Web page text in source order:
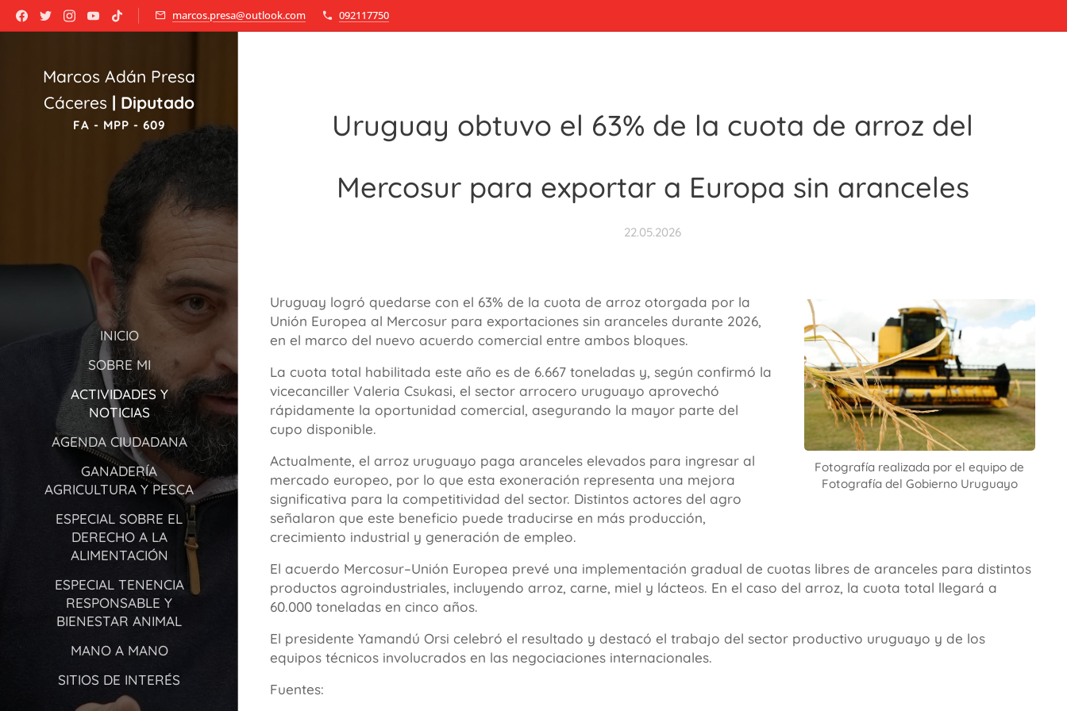
marcos.presa@outlook.com 092117750
Marcos Adán Presa
Cáceres | Diputado
FA - MPP - 609
INICIO
SOBRE MI
ACTIVIDADES Y
NOTICIAS
AGENDA CIUDADANA
GANADERÍA
AGRICULTURA Y PESCA
ESPECIAL SOBRE EL
DERECHO A LA
ALIMENTACIÓN
ESPECIAL TENENCIA
RESPONSABLE Y
BIENESTAR ANIMAL
MANO A MANO
SITIOS DE INTERÉS
Uruguay obtuvo el 63% de la cuota de arroz del
Mercosur para exportar a Europa sin aranceles
22.05.2026
Fotografía realizada por el equipo de
Fotografía del Gobierno Uruguayo
Uruguay logró quedarse con el 63% de la cuota de arroz otorgada por la
Unión Europea al Mercosur para exportaciones sin aranceles durante 2026,
en el marco del nuevo acuerdo comercial entre ambos bloques.
La cuota total habilitada este año es de 6.667 toneladas y, según confirmó la
vicecanciller Valeria Csukasi, el sector arrocero uruguayo aprovechó
rápidamente la oportunidad comercial, asegurando la mayor parte del
cupo disponible.
Actualmente, el arroz uruguayo paga aranceles elevados para ingresar al
mercado europeo, por lo que esta exoneración representa una mejora
significativa para la competitividad del sector. Distintos actores del agro
señalaron que este beneficio puede traducirse en más producción,
crecimiento industrial y generación de empleo.
El acuerdo Mercosur–Unión Europea prevé una implementación gradual de cuotas libres de aranceles para distintos
productos agroindustriales, incluyendo arroz, carne, miel y lácteos. En el caso del arroz, la cuota total llegará a
60.000 toneladas en cinco años.
El presidente Yamandú Orsi celebró el resultado y destacó el trabajo del sector productivo uruguayo y de los
equipos técnicos involucrados en las negociaciones internacionales.
Fuentes: